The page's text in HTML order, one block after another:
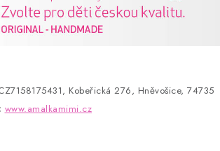
Kobeřická 276, Hněvošice, 74735
www.amalkamimi.cz